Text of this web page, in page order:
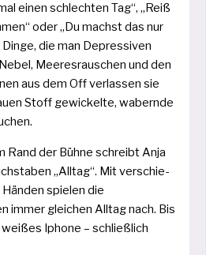
einen schlech­ten Tag“, „Reiß
oder „Du machst das nur
die man Depres­siven
Meeres­rauschen und den
aus dem Off ver­las­sen sie
Stoff gewi­ckel­te, wabern­de
Rand der Bühne schreibt Anja
„Alltag“. Mit ver­schie­
spie­len die
immer glei­chen Alltag nach. Bis
Iphone – schließ­lich